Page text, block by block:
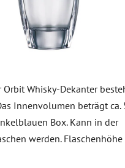
Orbit Whisky-Dekanter
Innenvolumen beträgt ca.
Box. Kann in der
werden.